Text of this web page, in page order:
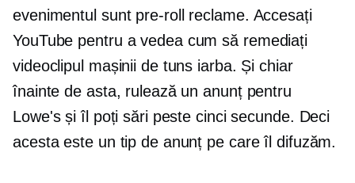
evenimentul sunt pre-roll
reclame. Accesați
YouTube pentru a vedea cum să remediați
videoclipul mașinii de tuns iarba. Și chiar
înainte de asta, rulează un anunț pentru
Lowe's și îl poți sări peste cinci secunde. Deci
acesta este un tip de anunț pe care îl difuzăm.